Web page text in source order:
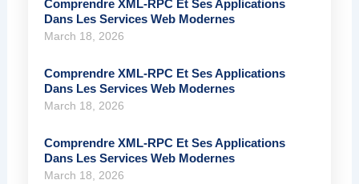
Comprendre XML-RPC Et Ses Applications
Dans Les Services Web Modernes
March 18, 2026
Comprendre XML-RPC Et Ses Applications
Dans Les Services Web Modernes
March 18, 2026
Comprendre XML-RPC Et Ses Applications
Dans Les Services Web Modernes
March 18, 2026